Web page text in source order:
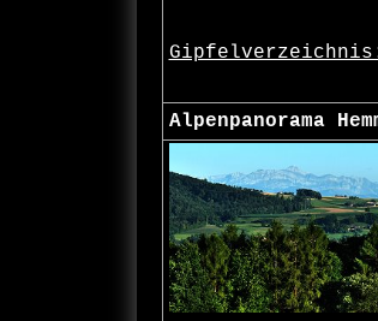
Alpenpanorama